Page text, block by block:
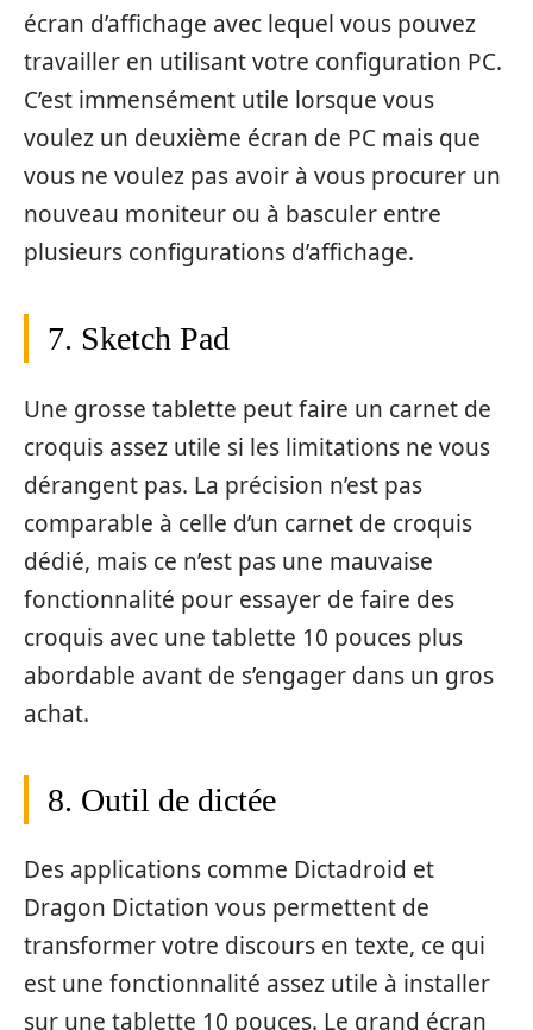
écran d’affichage avec lequel vous pouvez
travailler en utilisant votre configuration PC.
C’est immensément utile lorsque vous
voulez un deuxième écran de PC mais que
vous ne voulez pas avoir à vous procurer un
nouveau moniteur ou à basculer entre
plusieurs configurations d’affichage.
7. Sketch Pad
Une grosse tablette peut faire un carnet de
croquis assez utile si les limitations ne vous
dérangent pas. La précision n’est pas
comparable à celle d’un carnet de croquis
dédié, mais ce n’est pas une mauvaise
fonctionnalité pour essayer de faire des
croquis avec une tablette 10 pouces plus
abordable avant de s’engager dans un gros
achat.
8. Outil de dictée
Des applications comme Dictadroid et
Dragon Dictation vous permettent de
transformer votre discours en texte, ce qui
est une fonctionnalité assez utile à installer
sur une tablette 10 pouces. Le grand écran